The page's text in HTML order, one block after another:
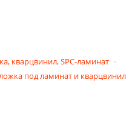
кварцвинил, SPC-ламинат
под ламинат и кварцвинил